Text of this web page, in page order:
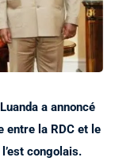
a annoncé
entre la RDC et le
congolais.